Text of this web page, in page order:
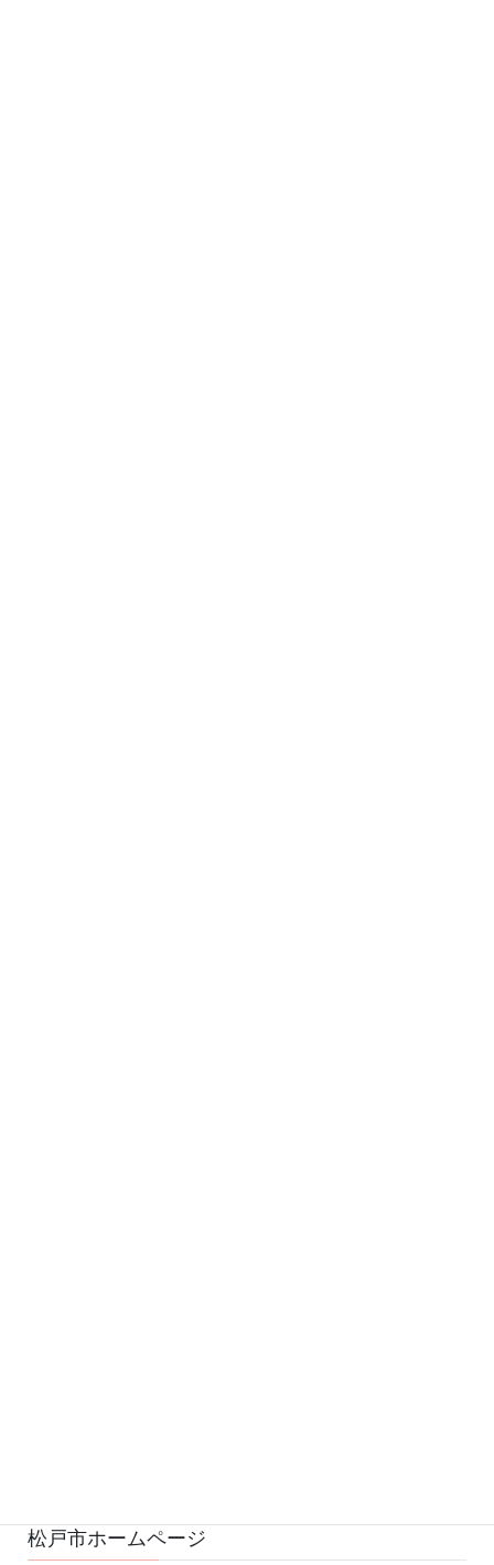
松戸市ホームページ